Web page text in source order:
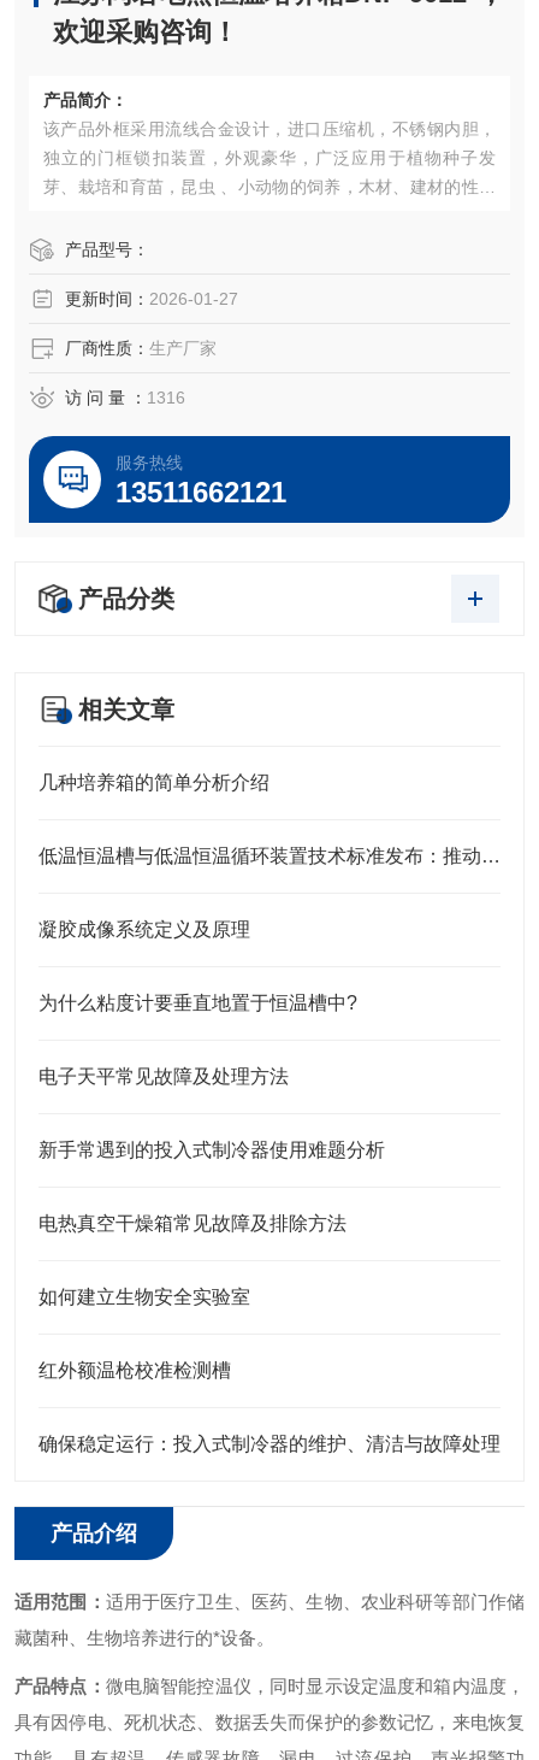
欢迎采购咨询！
产品简介：
该产品外框采用流线合金设计，进口压缩机，不锈钢内胆，
独立的门框锁扣装置，外观豪华，广泛应用于植物种子发
芽、栽培和育苗，昆虫 、小动物的饲养，木材、建材的性能
制）。产品型号：
更新时间： 2026-01-27
厂商性质： 生产厂家
访 问 量 ： 1316
服务热线
13511662121
产品分类
相关文章
几种培养箱的简单分析介绍
低温恒温槽与低温恒温循环装置技术标准发布：推动行业规范化与高质量发展
凝胶成像系统定义及原理
为什么粘度计要垂直地置于恒温槽中?
电子天平常见故障及处理方法
新手常遇到的投入式制冷器使用难题分析
电热真空干燥箱常见故障及排除方法
如何建立生物安全实验室
红外额温枪校准检测槽
确保稳定运行：投入式制冷器的维护、清洁与故障处理
产品介绍
适用范围： 适用于医疗卫生、医药、生物、农业科研等部门作储
藏菌种、生物培养进行的*设备。
产品特点： 微电脑智能控温仪，同时显示设定温度和箱内温度，
具有因停电、死机状态、数据丢失而保护的参数记忆，来电恢复